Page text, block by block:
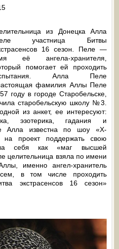
из Донецка Алла
участница Битвы
16 сезон. Пеле —
её ангела-хранителя,
помогает ей проходить
Алла Пеле
фамилия Аллы Пеле
году в городе Старобельске,
старобельскую школу №3.
из анкет, ее интересуют:
эзотерика, гадания и
Алла известна по шоу «X-
проект поддержать свою
себя как «маг высшей
целительница взяла по имени
именно ангел-хранитель
в том числе проходить
экстрасенсов 16 сезон»